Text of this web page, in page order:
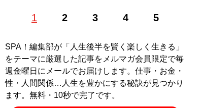
1 2 3 4 5
経て、現在は恋愛コンサルタントとして結婚したい男女
の秘訣マガジン 」をLINEで配信中。公式ホームページ
「 結婚につながる恋のコンサルタント 山本早織」（Xア
カウント:@yamamotosaori_ ）
記事一覧へ
SPA！編集部が「人生後半を賢く楽しく生きる」
をテーマに厳選した記事をメルマガ会員限定で毎
週金曜日にメールでお届けします。仕事・お金・
性・人間関係…人生を豊かにする秘訣が見つかり
ます。無料・10秒で完了です。